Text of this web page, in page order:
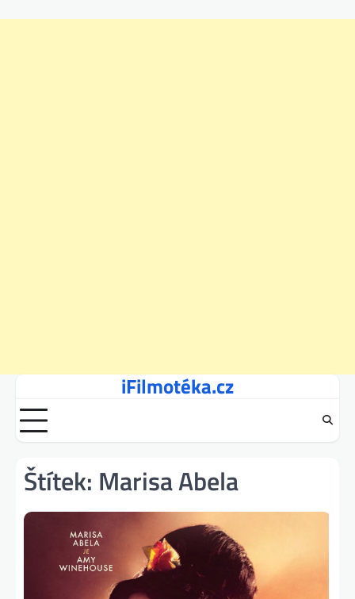
content
iFilmotéka.cz
Štítek: Marisa Abela